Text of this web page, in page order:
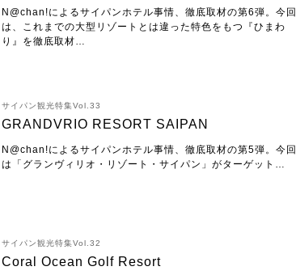
N@chan!によるサイパンホテル事情、徹底取材の第6弾。今回
は、これまでの大型リゾートとは違った特色をもつ『ひまわ
り』を徹底取材…
GRANDVRIO RESORT SAIPAN
サイパン観光特集Vol.33
N@chan!によるサイパンホテル事情、徹底取材の第5弾。今回
は「グランヴィリオ・リゾート・サイパン」がターゲット…
Coral Ocean Golf Resort
サイパン観光特集Vol.32